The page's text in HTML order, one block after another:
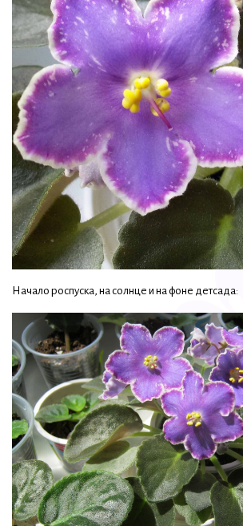
Начало роспуска, на солнце и на фоне детсада: